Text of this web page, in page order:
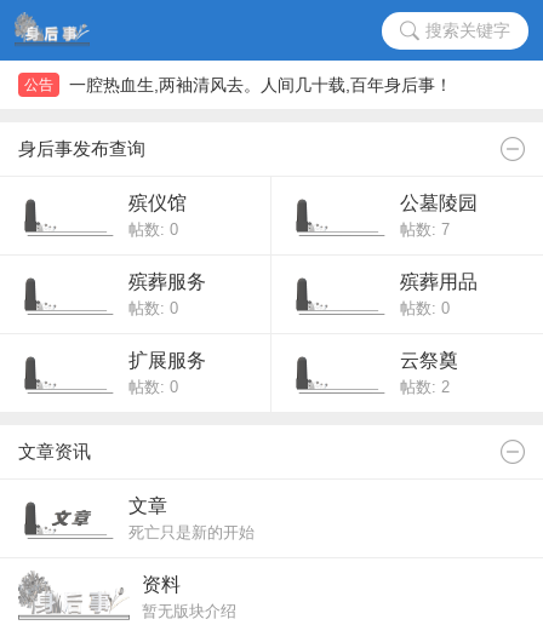
搜索关键字
公告
一腔热血生,两袖清风去。人间几十载,百年身后事！
身后事发布查询
殡仪馆
帖数: 0
公墓陵园
帖数: 7
殡葬服务
帖数: 0
殡葬用品
帖数: 0
扩展服务
帖数: 0
云祭奠
帖数: 2
文章资讯
文章
死亡只是新的开始
资料
暂无版块介绍